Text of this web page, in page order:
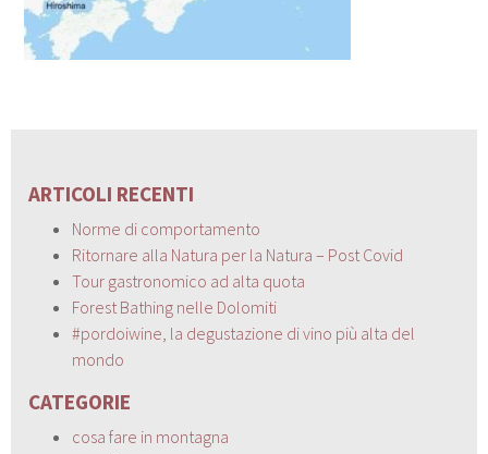
ARTICOLI RECENTI
Norme di comportamento
Ritornare alla Natura per la Natura – Post Covid
Tour gastronomico ad alta quota
Forest Bathing nelle Dolomiti
#pordoiwine, la degustazione di vino più alta del
mondo
CATEGORIE
cosa fare in montagna